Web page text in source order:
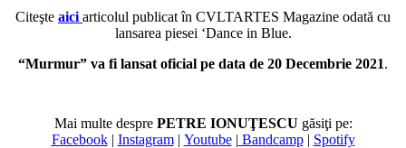
Citeşte aici articolul publicat în CVLTARTES Magazine odată cu
lansarea piesei ‘Dance in Blue.
“Murmur” va fi lansat oficial pe data de 20 Decembrie 2021.
Mai multe despre PETRE IONUŢESCU găsiţi pe:
Facebook| Instagram| Youtube| Bandcamp| Spotify